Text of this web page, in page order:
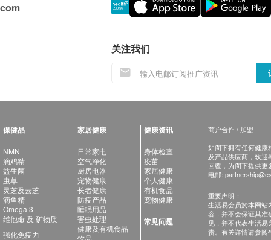
关注我们
保健品
NMN
滴鸡精
益生菌
虫草
灵芝及云芝
滴鱼精
Omega 3
维他命 及 矿物质
强化免疫力
家居健康
日常家电
空气净化
厨房电器
宠物健康
长者健康
防疫产品
睡眠用品
害虫处理
健康及有机食品
饮品
健康资讯
身体检查
疫苗
家居健康
个人健康
有机食品
宠物健康
常见问题
商户合作 / 加盟
如阁下拥有任何健康
及产品供应商，欢迎
回覆，为阁下提供更
电邮:
重要声明：
生活易会员於本网站
容，并不会保证其准
见，并不代表生活
责。有关详情请参阅